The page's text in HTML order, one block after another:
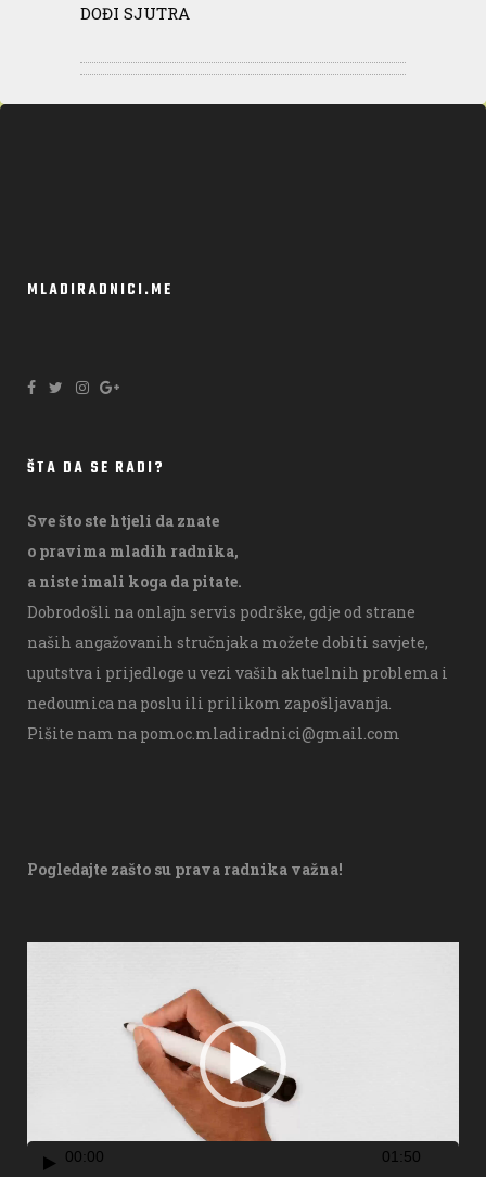
DOĐI SJUTRA
MLADIRADNICI.ME
ŠTA DA SE RADI?
Sve što ste htjeli da znate
o pravima mladih radnika,
a niste imali koga da pitate.
Dobrodošli na onlajn servis podrške, gdje od strane
naših angažovanih stručnjaka možete dobiti savjete,
uputstva i prijedloge u vezi vaših aktuelnih problema i
nedoumica na poslu ili prilikom zapošljavanja.
Pišite nam na pomoc.mladiradnici@gmail.com
Pogledajte zašto su prava radnika važna!
l
00:00 01:50